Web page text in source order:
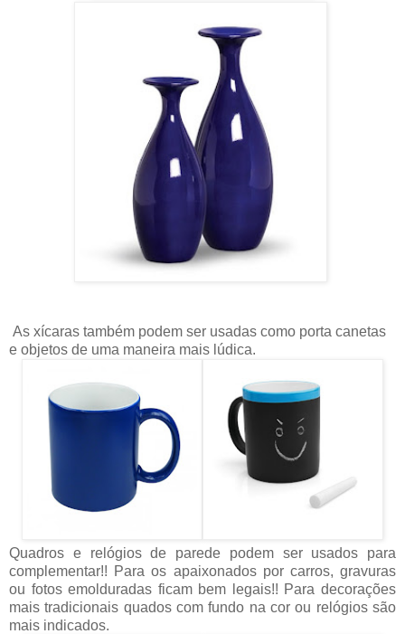
As xícaras também podem ser usadas como porta canetas
e objetos de uma maneira mais lúdica.
Quadros e relógios de parede podem ser usados para
complementar!! Para os apaixonados por carros, gravuras
ou fotos emolduradas ficam bem legais!! Para decorações
mais tradicionais quados com fundo na cor ou relógios são
mais indicados.